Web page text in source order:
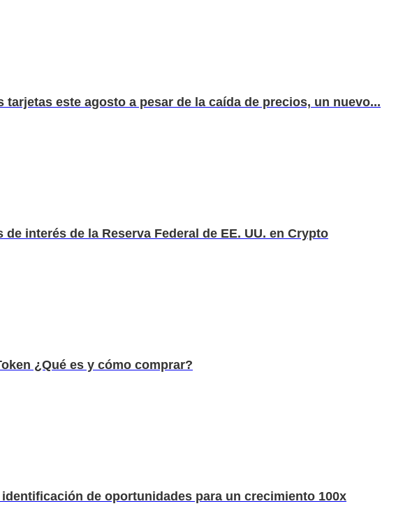
tarjetas este agosto a pesar de la caída de precios, un nuevo...
interés de la Reserva Federal de EE. UU. en Crypto
¿Qué es y cómo comprar?
de oportunidades para un crecimiento 100x